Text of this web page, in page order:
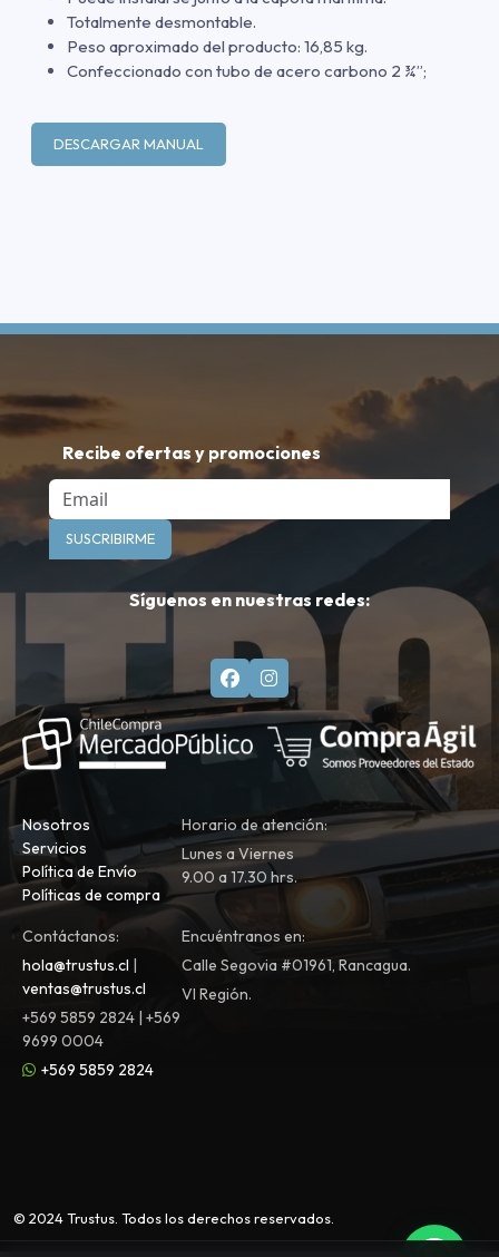
Totalmente desmontable.
Peso aproximado del producto: 16,85 kg.
Confeccionado con tubo de acero carbono 2 ¾”;
DESCARGAR MANUAL
Recibe ofertas y promociones
Email
SUSCRIBIRME
Síguenos en nuestras redes:
Nosotros
Servicios
Política de Envío
Políticas de compra
Horario de atención:
Lunes a Viernes
9.00 a 17.30 hrs.
Contáctanos:
hola@trustus.cl |
ventas@trustus.cl
+569 5859 2824 | +569
9699 0004
+569 5859 2824
Encuéntranos en:
Calle Segovia #01961, Rancagua.
VI Región.
© 2024 Trustus. Todos los derechos reservados.